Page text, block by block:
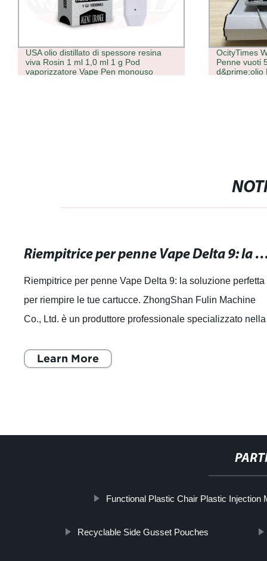
USA olio distillato di spessore resina
viva Rosin 1 ml 1,0 ml 1 g Pod
vaporizzatore Vape Pen monouso
OcityTimes
Penne vuoti
d&prime;olio
Riempitrice per penne Vape Delta 9: la soluzione
Riempitrice per penne Vape Delta 9: la soluzione perfetta
per riempire le tue cartucce. ZhongShan Fulin Machine
Co., Ltd. è un produttore professionale specializzato nella
Learn More
Functional Plastic Chair Plastic Injection
Recyclable Side Gusset Pouches